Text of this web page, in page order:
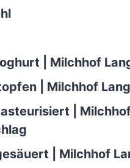
| Milchhof
| Milchhof
|
| Milchhof